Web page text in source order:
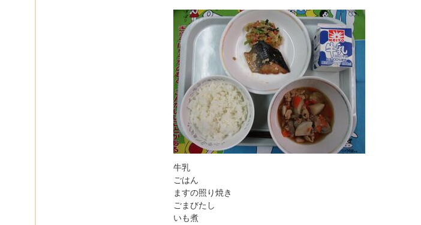
牛乳
ごはん
ますの照り焼き
ごまびたし
いも煮